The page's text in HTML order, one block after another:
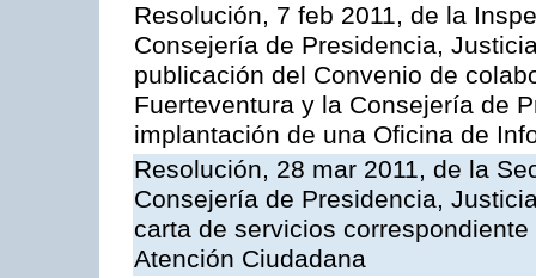
Resolución, 7 feb 2011, de la
Consejería de Presidencia,
publicación del Convenio de
Fuerteventura y la Consejería de
implantación de una Oficina de
Resolución, 28 mar 2011, de la
Consejería de Presidencia,
carta de servicios
Atención Ciudadana